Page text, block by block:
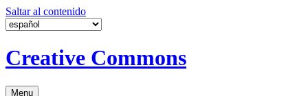
Saltar al contenido
Creative Commons
Menu